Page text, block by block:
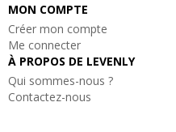
au panier
MON COMPTE
Créer mon compte
Me connecter
À PROPOS DE LEVENLY
Qui sommes-nous ?
Contactez-nous